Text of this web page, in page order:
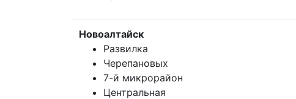
Новоалтайск
Развилка
Черепановых
7-й микрорайон
Центральная